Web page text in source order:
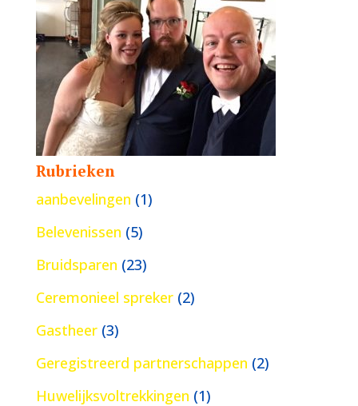
Rubrieken
aanbevelingen (1)
Belevenissen (5)
Bruidsparen (23)
Ceremonieel spreker(2)
Gastheer(3)
Geregistreerd partnerschappen (2)
Huwelijksvoltrekkingen (1)